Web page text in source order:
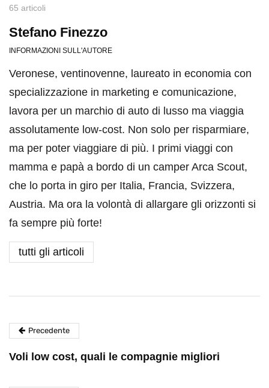
65 articoli
Stefano Finezzo
INFORMAZIONI SULL'AUTORE
Veronese, ventinovenne, laureato in economia con
specializzazione in marketing e comunicazione,
lavora per un marchio di auto di lusso ma viaggia
assolutamente low-cost. Non solo per risparmiare,
ma per poter viaggiare di più. I primi viaggi con
mamma e papà a bordo di un camper Arca Scout,
che lo porta in giro per Italia, Francia, Svizzera,
Austria. Ma ora la volontà di allargare gli orizzonti si
fa sempre più forte!
tutti gli articoli
Precedente
Voli low cost, quali le compagnie migliori